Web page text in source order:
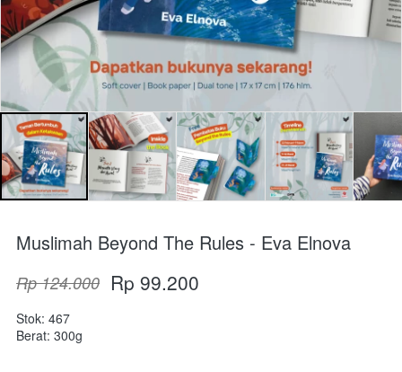
Muslimah Beyond The Rules - Eva Elnova
Rp 124.000 Rp 99.200
Stok: 467
Berat: 300g